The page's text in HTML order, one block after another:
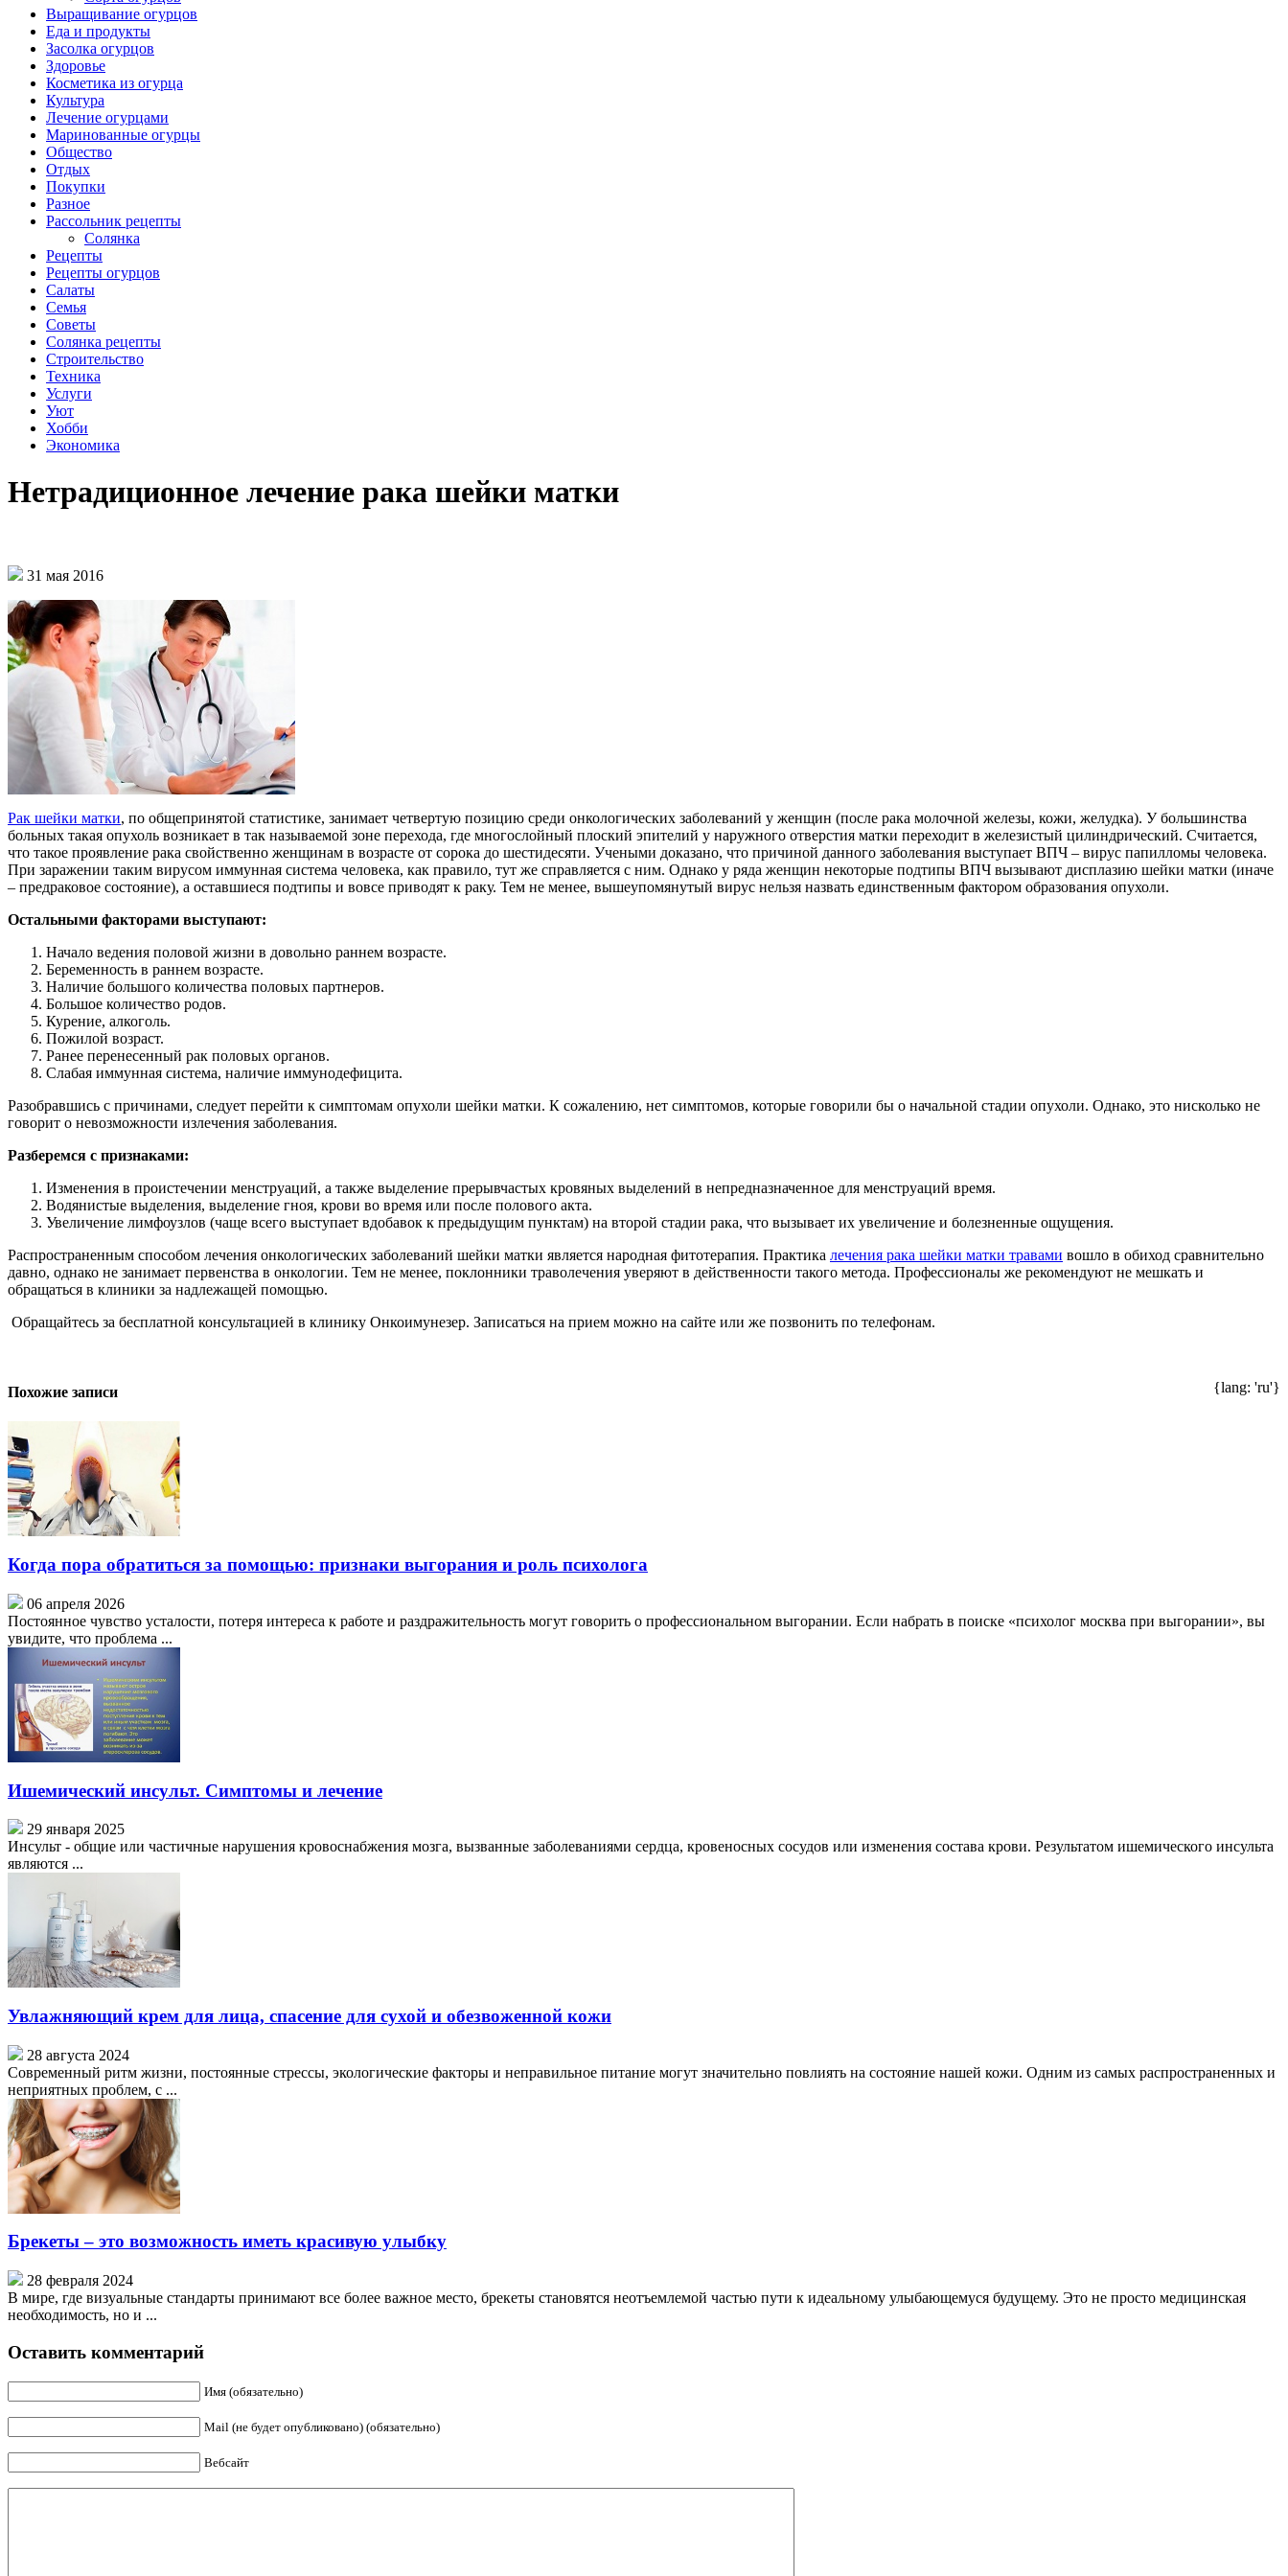
Выращивание огурцов
Еда и продукты
Засолка огурцов
Здоровье
Косметика из огурца
Культура
Лечение огурцами
Маринованные огурцы
Общество
Отдых
Покупки
Разное
Рассольник рецепты
Солянка
Рецепты
Рецепты огурцов
Салаты
Семья
Советы
Солянка рецепты
Строительство
Техника
Услуги
Уют
Хобби
Экономика
Нетрадиционное лечение рака шейки матки
31 мая 2016
Рак шейки матки, по общепринятой статистике, занимает четвертую позицию среди онкологических заболеваний у женщин (после рака молочной железы, кожи, желудка). У большинства
больных такая опухоль возникает в так называемой зоне перехода, где многослойный плоский эпителий у наружного отверстия матки переходит в железистый цилиндрический. Считается,
что такое проявление рака свойственно женщинам в возрасте от сорока до шестидесяти. Учеными доказано, что причиной данного заболевания выступает ВПЧ – вирус папилломы человека.
При заражении таким вирусом иммунная система человека, как правило, тут же справляется с ним. Однако у ряда женщин некоторые подтипы ВПЧ вызывают дисплазию шейки матки (иначе
– предраковое состояние), а оставшиеся подтипы и вовсе приводят к раку. Тем не менее, вышеупомянутый вирус нельзя назвать единственным фактором образования опухоли.
Остальными факторами выступают:
Начало ведения половой жизни в довольно раннем возрасте.
Беременность в раннем возрасте.
Наличие большого количества половых партнеров.
Большое количество родов.
Курение, алкоголь.
Пожилой возраст.
Ранее перенесенный рак половых органов.
Слабая иммунная система, наличие иммунодефицита.
Разобравшись с причинами, следует перейти к симптомам опухоли шейки матки. К сожалению, нет симптомов, которые говорили бы о начальной стадии опухоли. Однако, это нисколько не
говорит о невозможности излечения заболевания.
Разберемся с признаками:
Изменения в проистечении менструаций, а также выделение прерывчастых кровяных выделений в непредназначенное для менструаций время.
Водянистые выделения, выделение гноя, крови во время или после полового акта.
Увеличение лимфоузлов (чаще всего выступает вдобавок к предыдущим пунктам) на второй стадии рака, что вызывает их увеличение и болезненные ощущения.
Распространенным способом лечения онкологических заболеваний шейки матки является народная фитотерапия. Практика лечения рака шейки матки травами вошло в обиход сравнительно
давно, однако не занимает первенства в онкологии. Тем не менее, поклонники траволечения уверяют в действенности такого метода. Профессионалы же рекомендуют не мешкать и
обращаться в клиники за надлежащей помощью.
Обращайтесь за бесплатной консультацией в клинику Онкоимунезер. Записаться на прием можно на сайте или же позвонить по телефонам.
{lang: 'ru'}
Похожие записи
Когда пора обратиться за помощью: признаки выгорания и роль психолога
06 апреля 2026
Постоянное чувство усталости, потеря интереса к работе и раздражительность могут говорить о профессиональном выгорании. Если набрать в поиске «психолог москва при выгорании», вы
увидите, что проблема ...
Ишемический инсульт. Симптомы и лечение
29 января 2025
Инсульт - общие или частичные нарушения кровоснабжения мозга, вызванные заболеваниями сердца, кровеносных сосудов или изменения состава крови. Результатом ишемического инсульта
являются ...
Увлажняющий крем для лица, спасение для сухой и обезвоженной кожи
28 августа 2024
Современный ритм жизни, постоянные стрессы, экологические факторы и неправильное питание могут значительно повлиять на состояние нашей кожи. Одним из самых распространенных и
неприятных проблем, с ...
Брекеты – это возможность иметь красивую улыбку
28 февраля 2024
В мире, где визуальные стандарты принимают все более важное место, брекеты становятся неотъемлемой частью пути к идеальному улыбающемуся будущему. Это не просто медицинская
необходимость, но и ...
Оставить комментарий
Имя (обязательно)
Mail (не будет опубликовано) (обязательно)
Вебсайт